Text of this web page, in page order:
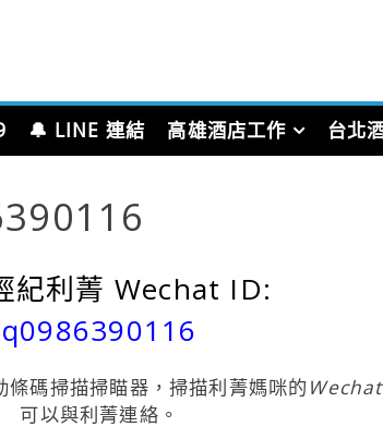
🔔 LINE 連結 高雄酒店工作 台北
紀利菁 Wechat ID:
q0986390116
條碼掃描掃瞄器，掃描利菁媽咪的 Wechat
可以與利菁連絡。